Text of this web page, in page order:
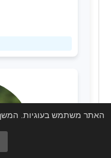
האתר משתמש בעוגיות.